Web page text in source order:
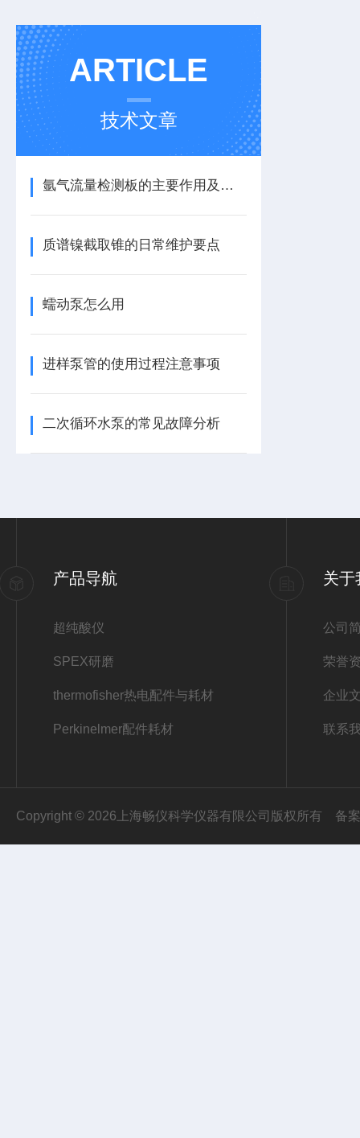
ARTICLE
技术文章
氩气流量检测板的主要作用及安装使用
质谱镍截取锥的日常维护要点
蠕动泵怎么用
进样泵管的使用过程注意事项
二次循环水泵的常见故障分析
产品导航
超纯酸仪
SPEX研磨
thermofisher热电配件与耗材
Perkinelmer配件耗材
关于
公司
荣誉
企业
联系
Copyright © 2026上海畅仪科学仪器有限公司版权所有 备